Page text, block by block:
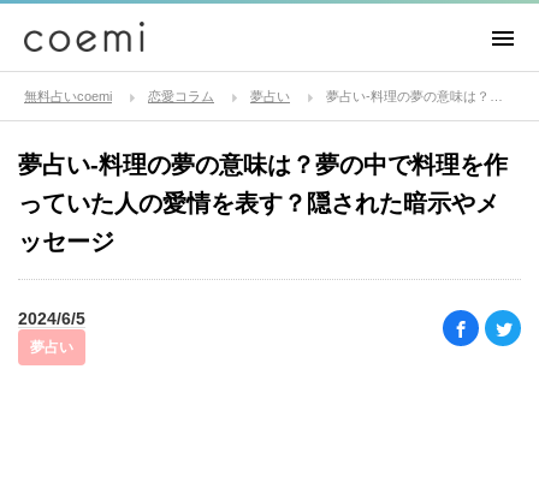
無料占いcoemi 恋愛コラム 夢占い
夢占い-料理の夢の意味は？夢の中で料理を作
っていた人の愛情を表す？隠された暗示やメ
ッセージ
2024/6/5
夢占い